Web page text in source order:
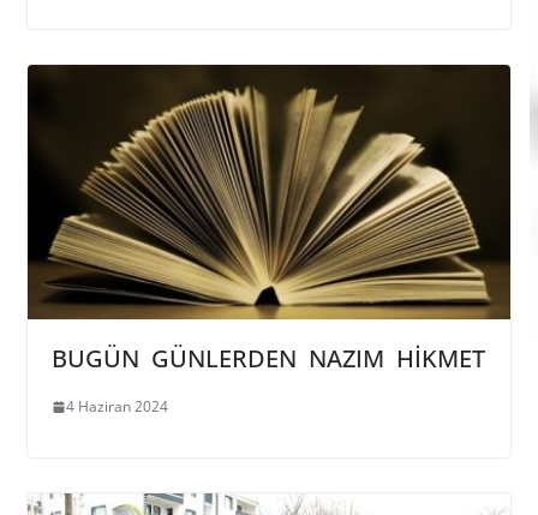
BUGÜN GÜNLERDEN NAZIM HİKMET
4 Haziran 2024